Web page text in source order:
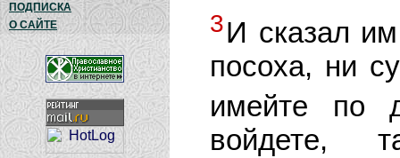
ПОДПИСКА
О САЙТЕ
3И сказал
посоха, ни
имейте по
войдете,